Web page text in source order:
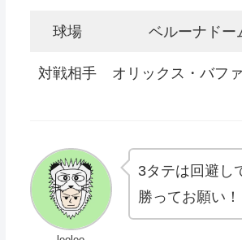
球場 ベルーナドー
対戦相手 オリックス・バフ
3タテは回避し
勝ってお願い！